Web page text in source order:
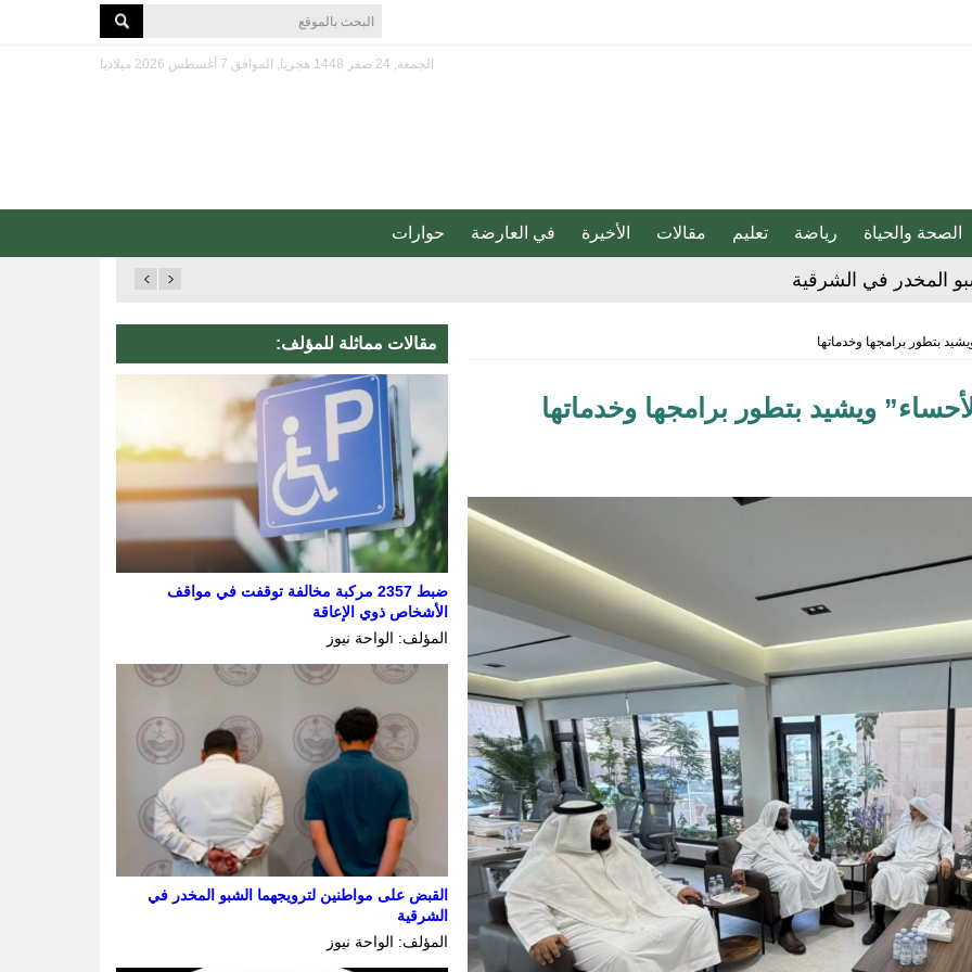
الجمعة, 24 صفر 1448 هجريا, الموافق 7 أغسطس 2026 ميلاديا
الصحة والحياة رياضة تعليم مقالات الأخيرة في العارضة حوارات
للإبداع والاحترافية بقيادة محمد الضيف
حوثية
كيف صنعت أم أحسائية من شغف بناتها قصة نجاح ملهمة؟
ليست من التابعين
الفكرة إلى “أثر”
لا يجب التخلص منه
المخدر في الشرقية
بتطور برامجها وخدماتها
ويشيد بتطور برامجها وخدماتها
مقالات مماثلة للمؤلف:
ضبط 2357 مركبة مخالفة توقفت في مواقف
الأشخاص ذوي الإعاقة
المؤلف: الواحة نيوز
القبض على مواطنين لترويجهما الشبو المخدر في
الشرقية
المؤلف: الواحة نيوز